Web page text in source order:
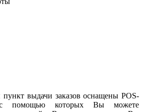
выдачи заказов оснащены POS-
с помощью которых Вы можете